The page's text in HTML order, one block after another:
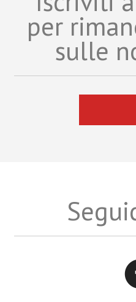
per
sulle